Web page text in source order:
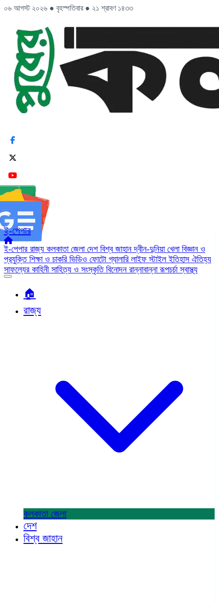
০৬ আগস্ট ২০২৬ ● বৃহস্পতিবার ● ২১ শ্রাবণ ১৪৩৩
ই-পেপার
ই-পেপার রাজ্য কলকাতা জেলা দেশ বিশ্ব জাহানদ্বীন-দুনিয়া খেলা বিজ্ঞান ও
প্রযুক্তি শিক্ষা ও চাকরি ভিডিও ফোটো গ্যালারি লাইফ স্টাইলইতিহাস ঐতিহ্য
সাফল্যের কাহিনী সাহিত্য ও সংস্কৃতি বিনোদন রান্নাবান্নারূপচর্চাস্বাস্থ্য
🏠︎
রাজ্য
কলকাতা জেলা
দেশ
বিশ্ব জাহান